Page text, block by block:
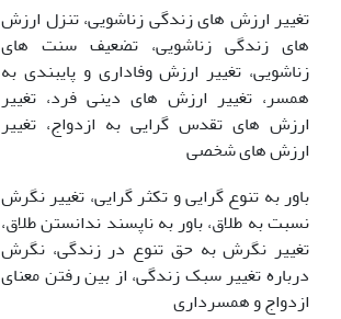
تغییر ارزش های زندگی زناشویی، تنزل ارزش
های زندگی زناشویی، تضعیف سنت های
زناشویی، تغییر ارزش وفاداری و پایبندی به
همسر، تغییر ارزش های دینی فرد، تغییر
ارزش های تقدس گرایی به ازدواج، تغییر
ارزش های شخصی
باور به تنوع گرایی و تکثر گرایی، تغییر نگرش
نسبت به طلاق، باور به ناپسند ندانستن طلاق،
تغییر نگرش به حق تنوع در زندگی، نگرش
درباره تغییر سبک زندگی، از بین رفتن معنای
ازدواج و همسرداری